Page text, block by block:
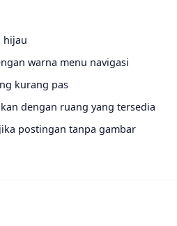
hijau
warna menu navigasi
kurang pas
dengan ruang yang tersedia
postingan tanpa gambar